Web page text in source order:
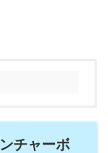
チャーボ